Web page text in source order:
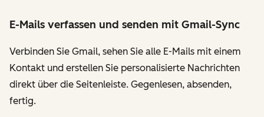
E-Mails verfassen und senden mit Gmail-Sync
Verbinden Sie Gmail, sehen Sie alle E-Mails mit einem
Kontakt und erstellen Sie personalisierte Nachrichten
direkt über die Seitenleiste. Gegenlesen, absenden,
fertig.